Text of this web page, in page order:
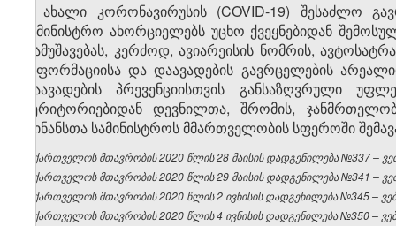
9. ახალი კორონავირუსის (COVID-19) შესაძლო
სამინისტრო ახორციელებს უცხო ქვეყნებიდან
დამუშავებას, კერძოდ, ავიარეისის ნომრის,
ინფორმაციისა და დაავადების გავრცელების
დაავადების პრევენციისთვის განსაზღვრული
ტერიტორიებიდან დევნილთა, შრომის,
ფინანსთა სამინისტროს მმართველობის სფეროში
საქართველოს მთავრობის 2020 წლის 28 მაისის დადგენილება №337 –
საქართველოს მთავრობის 2020 წლის 29 მაისის დადგენილება №341 –
საქართველოს მთავრობის 2020 წლის 2 ივნისის დადგენილება №345 –
საქართველოს მთავრობის 2020 წლის 4 ივნისის დადგენილება №350 –